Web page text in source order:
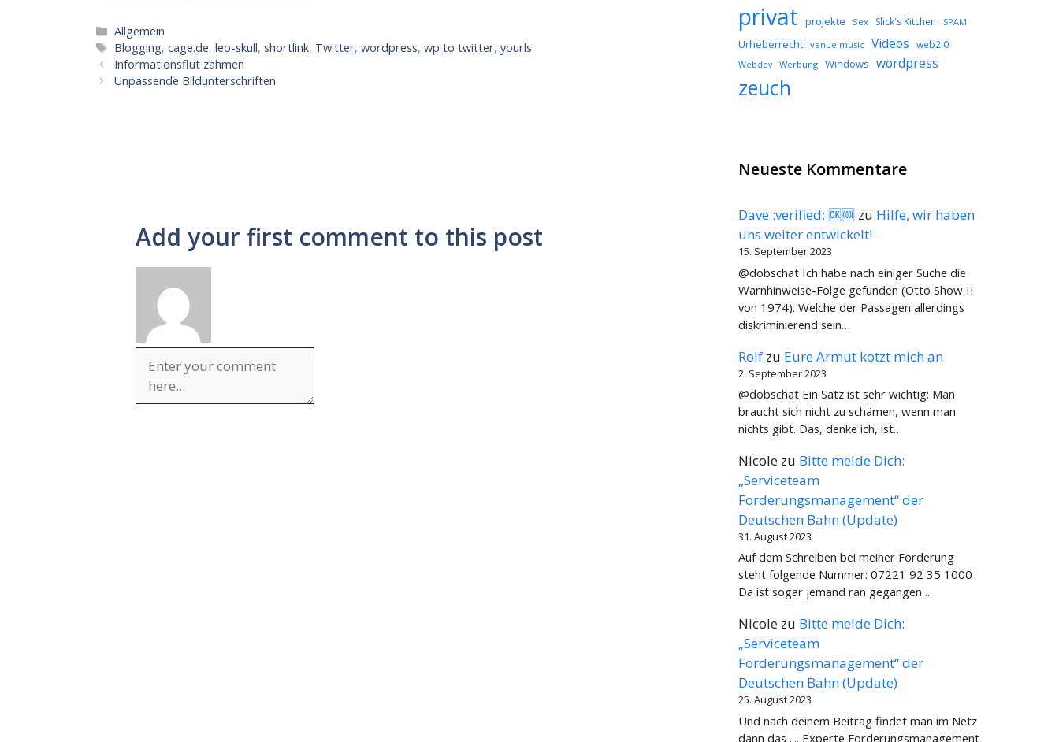
Kategorien
Allgemein
Schlagwörter
Blogging,cage.de,leo-skull,shortlink, Twitter,wordpress,wp to twitter,yourls
Informationsflut zähmen
Unpassende Bildunterschriften
Add your first comment to this post
privat projekte Sex Slick's Kitchen SPAM
Urheberrecht venue music Videos web2.0
Webdev Werbung Windows wordpress
zeuch
Neueste Kommentare
Dave :verified: 🆗🆒 zu Hilfe, wir haben
uns weiter entwickelt!
15. September 2023
@dobschat Ich habe nach einiger Suche die
Warnhinweise-Folge gefunden (Otto Show II
von 1974). Welche der Passagen allerdings
diskriminierend sein…
Rolf zu Eure Armut kotzt mich an
2. September 2023
@dobschat Ein Satz ist sehr wichtig: Man
braucht sich nicht zu schämen, wenn man
nichts gibt. Das, denke ich, ist…
Nicole zu Bitte melde Dich:
„Serviceteam
Forderungsmanagement“ der
Deutschen Bahn (Update)
31. August 2023
Auf dem Schreiben bei meiner Forderung
steht folgende Nummer: 07221 92 35 1000
Da ist sogar jemand ran gegangen ...
Nicole zu Bitte melde Dich:
„Serviceteam
Forderungsmanagement“ der
Deutschen Bahn (Update)
25. August 2023
Und nach deinem Beitrag findet man im Netz
dann das .... Experte Forderungsmanagement